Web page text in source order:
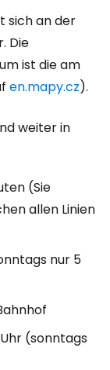
sich an der
Die
ist die am
en.mapy.cz).
weiter in
(Sie
allen Linien
nur 5
(sonntags